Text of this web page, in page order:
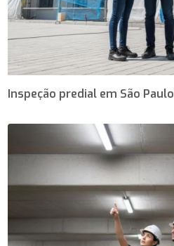
Inspeção predial em São Paulo